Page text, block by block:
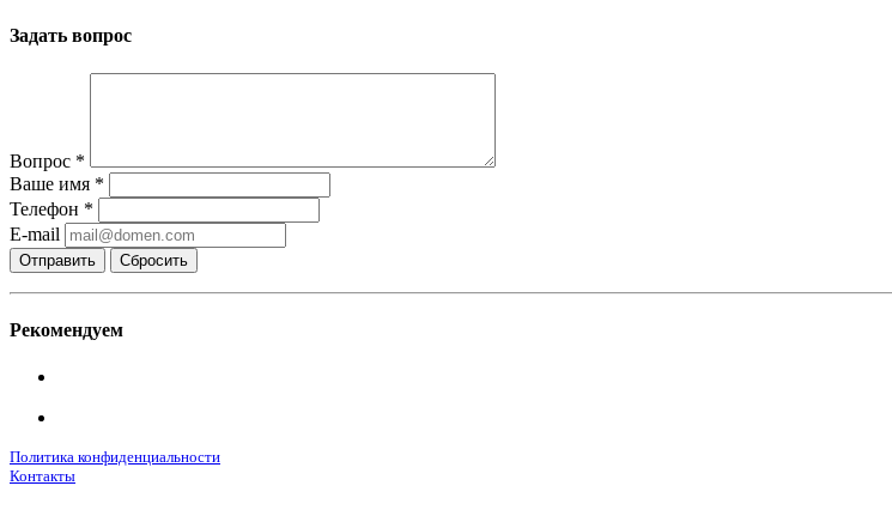
Задать вопрос
Вопрос *
Ваше имя *
Телефон *
E-mail
Сбросить
Рекомендуем
Политика конфиденциальности
Контакты